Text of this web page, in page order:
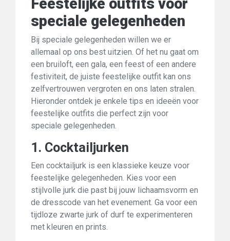
Feestelijke outfits voor
speciale gelegenheden
Bij speciale gelegenheden willen we er
allemaal op ons best uitzien. Of het nu gaat om
een bruiloft, een gala, een feest of een andere
festiviteit, de juiste feestelijke outfit kan ons
zelfvertrouwen vergroten en ons laten stralen.
Hieronder ontdek je enkele tips en ideeën voor
feestelijke outfits die perfect zijn voor
speciale gelegenheden.
1. Cocktailjurken
Een cocktailjurk is een klassieke keuze voor
feestelijke gelegenheden. Kies voor een
stijlvolle jurk die past bij jouw lichaamsvorm en
de dresscode van het evenement. Ga voor een
tijdloze zwarte jurk of durf te experimenteren
met kleuren en prints.